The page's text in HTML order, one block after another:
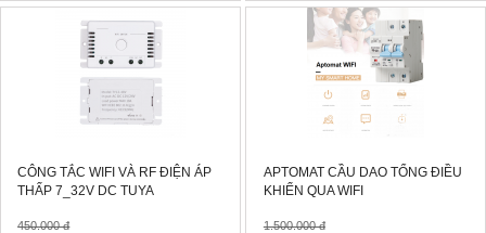
CÔNG TẮC WIFI VÀ RF ĐIỆN ÁP
THẤP 7_32V DC TUYA
450.000 đ
APTOMAT CẦU DAO TỔNG ĐIỀU
KHIỂN QUA WIFI
1.500.000 đ